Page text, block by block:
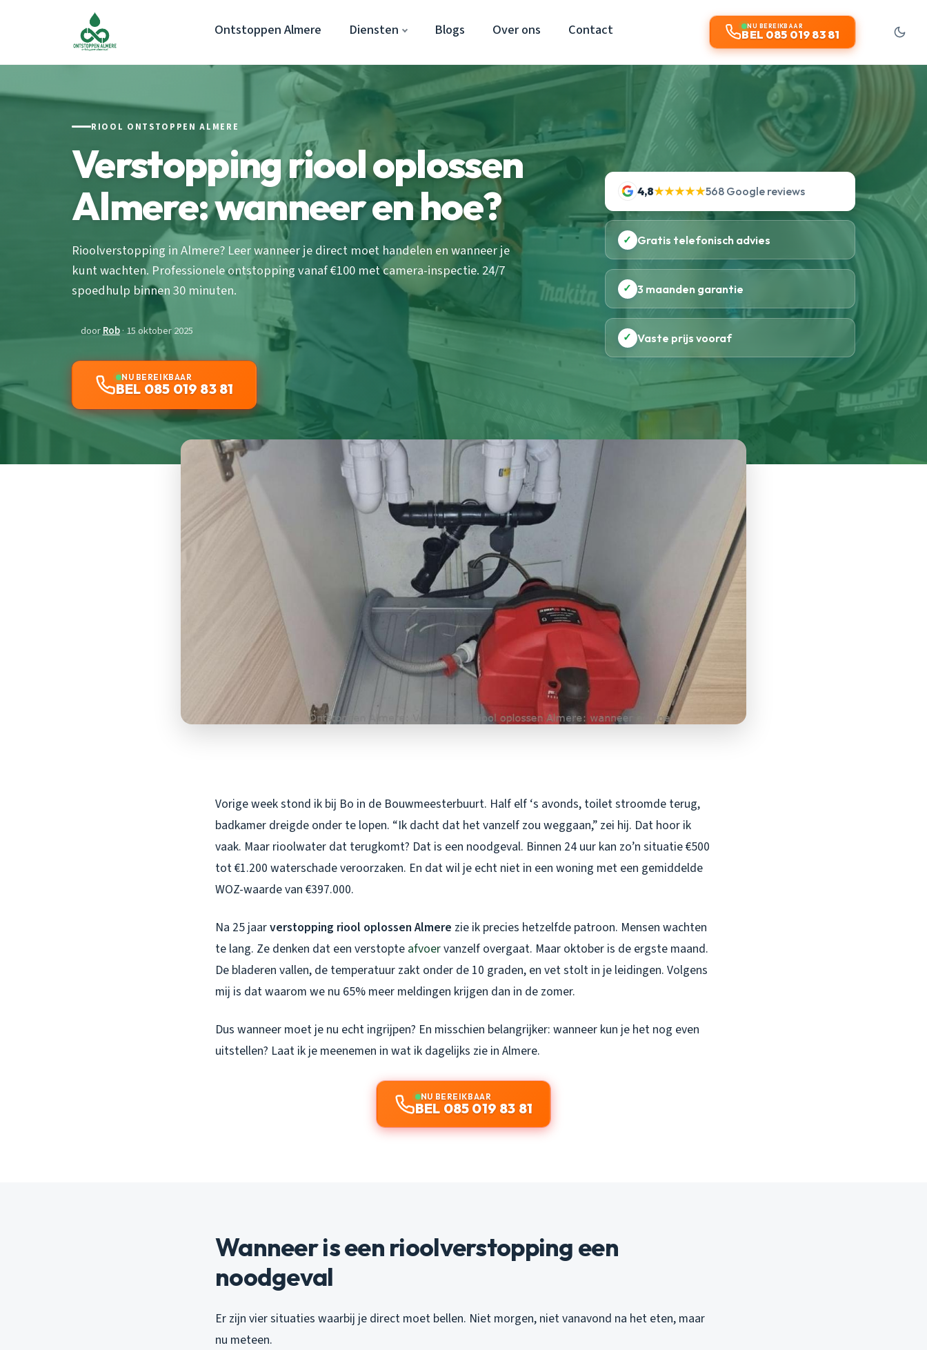
Ontstoppen Almere Diensten Blogs Over ons Contact NU BEREIKBAAR
BEL 085 019 83 81
RIOOL ONTSTOPPEN ALMERE
Verstopping riool oplossen
Almere: wanneer en hoe?
Rioolverstopping in Almere? Leer wanneer je direct moet handelen en wanneer je
kunt wachten. Professionele ontstopping vanaf €100 met camera-inspectie. 24/7
spoedhulp binnen 30 minuten.
doorRob· 15 oktober 2025
NU BEREIKBAAR
BEL 085 019 83 81
4,8★★★★★568 Google reviews
✓ Gratis telefonisch advies
✓ 3 maanden garantie
✓ Vaste prijs vooraf
Vorige week stond ik bij Bo in de Bouwmeesterbuurt. Half elf ‘s avonds, toilet stroomde terug,
badkamer dreigde onder te lopen. “Ik dacht dat het vanzelf zou weggaan,” zei hij. Dat hoor ik
vaak. Maar rioolwater dat terugkomt? Dat is een noodgeval. Binnen 24 uur kan zo’n situatie €500
tot €1.200 waterschade veroorzaken. En dat wil je echt niet in een woning met een gemiddelde
WOZ-waarde van €397.000.
Na 25 jaarverstopping riool oplossen Almere zie ik precies hetzelfde patroon. Mensen wachten
te lang. Ze denken dat een verstopte afvoervanzelf overgaat. Maar oktober is de ergste maand.
De bladeren vallen, de temperatuur zakt onder de 10 graden, en vet stolt in je leidingen. Volgens
mij is dat waarom we nu 65% meer meldingen krijgen dan in de zomer.
Dus wanneer moet je nu echt ingrijpen? En misschien belangrijker: wanneer kun je het nog even
uitstellen? Laat ik je meenemen in wat ik dagelijks zie in Almere.
NU BEREIKBAAR
BEL 085 019 83 81
Wanneer is een rioolverstopping een
noodgeval
Er zijn vier situaties waarbij je direct moet bellen. Niet morgen, niet vanavond na het eten, maar
nu meteen.